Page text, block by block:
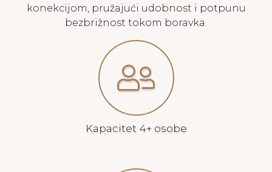
konekcijom, pružajući udobnost i potpunu
bezbrižnost tokom boravka.
Kapacitet 4+ osobe